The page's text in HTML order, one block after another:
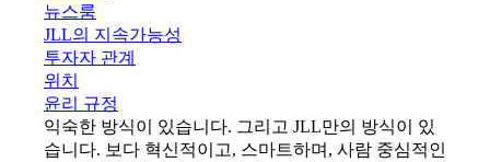
뉴스룸
JLL의 지속가능성
투자자 관계
위치
윤리 규정
익숙한 방식이 있습니다. 그리고 JLL만의 방식이 있
습니다. 보다 혁신적이고, 스마트하며, 사람 중심적인